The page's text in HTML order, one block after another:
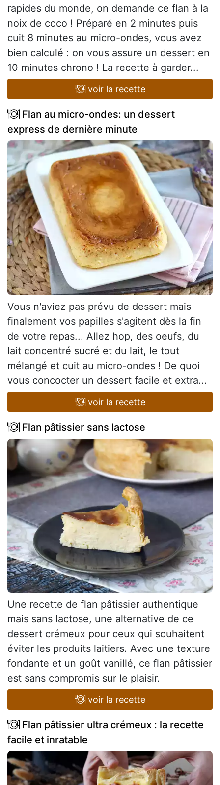
rapides du monde, on demande ce flan à la
noix de coco ! Préparé en 2 minutes puis
cuit 8 minutes au micro-ondes, vous avez
bien calculé : on vous assure un dessert en
10 minutes chrono ! La recette à garder...
voir la recette
Flan au micro-ondes: un dessert
express de dernière minute
Vous n'aviez pas prévu de dessert mais
finalement vos papilles s'agitent dès la fin
de votre repas... Allez hop, des oeufs, du
lait concentré sucré et du lait, le tout
mélangé et cuit au micro-ondes ! De quoi
vous concocter un dessert facile et extra...
voir la recette
Flan pâtissier sans lactose
Une recette de flan pâtissier authentique
mais sans lactose, une alternative de ce
dessert crémeux pour ceux qui souhaitent
éviter les produits laitiers. Avec une texture
fondante et un goût vanillé, ce flan pâtissier
est sans compromis sur le plaisir.
voir la recette
Flan pâtissier ultra crémeux : la recette
facile et inratable